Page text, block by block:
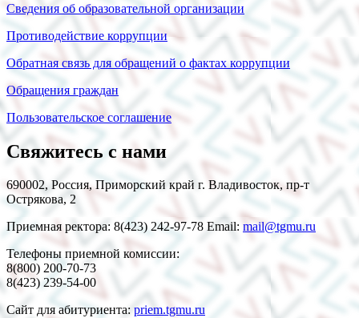
Сведения об образовательной организации
Противодействие коррупции
Обратная связь для обращений о фактах коррупции
Обращения граждан
Пользовательское соглашение
Свяжитесь с нами
690002, Россия, Приморский край г. Владивосток, пр-т
Острякова, 2
Приемная ректора: 8(423) 242-97-78 Email: mail@tgmu.ru
Телефоны приемной комиссии:
8(800) 200-70-73
8(423) 239-54-00
Сайт для абитуриента: priem.tgmu.ru